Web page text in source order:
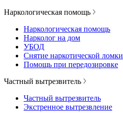
Наркологическая помощь
Наркологическая помощь
Нарколог на дом
УБОД
Снятие наркотической ломки
Помощь при передозировке
Частный вытрезвитель
Частный вытрезвитель
Экстренное вытрезвление